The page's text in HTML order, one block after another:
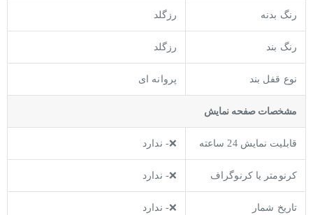
رنگ بدنه رزگلد
رنگ بند رزگلد
نوع قفل بند پروانه ای
مشخصات صفحه نمايش
قابلیت نمایش 24 ساعته ❌- ندارد
کرنومتر یا کرنوگراف ❌- ندارد
تاریخ شمار ❌- ندارد